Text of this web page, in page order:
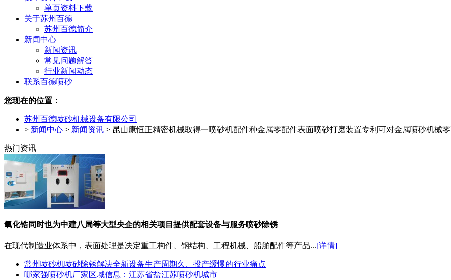
单页资料下载
关于苏州百德
苏州百德简介
新闻中心
新闻资讯
常见问题解答
行业新闻动态
联系百德喷砂
您现在的位置：
苏州百德喷砂机械设备有限公司
> 新闻中心 > 新闻资讯 > 昆山康恒正精密机械取得一喷砂机配件种金属零配件表面喷砂打磨装置专利可对金属喷砂机械
热门资讯
氧化锆同时也为中建八局等大型央企的相关项目提供配套设备与服务喷砂除锈
在现代制造业体系中，表面处理是决定重工构件、钢结构、工程机械、船舶配件等产品...[详情]
常州喷砂机喷砂除锈解决全新设备生产周期久、投产缓慢的行业痛点
哪家强喷砂机厂家区域信息：江苏省盐江苏喷砂机城市